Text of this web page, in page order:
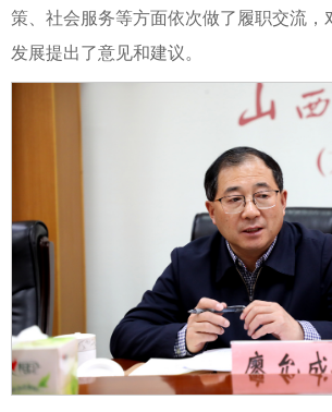
策、社会服务等方面依次做了履职交流，
发展提出了意见和建议。